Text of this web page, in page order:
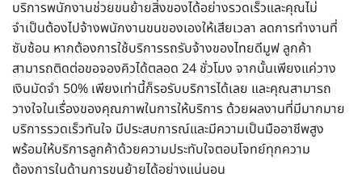
บริการพนักงานช่วยขนย้ายสิ่งของได้อย่างรวดเร็วและคุณไม่
จำเป็นต้องไปจ้างพนักงานขนของเองให้เสียเวลา ลดการทำงานที่
ซับซ้อน หากต้องการใช้บริการรถรับจ้างของไทยดีมูฟ ลูกค้า
สามารถติดต่อขอจองคิวได้ตลอด 24 ชั่วโมง จากนั้นเพียงแค่วาง
เงินมัดจำ 50% เพียงเท่านี้ก็รอรับบริการได้เลย และคุณสามารถ
วางใจในเรื่องของคุณภาพในการให้บริการ ด้วยผลงานที่มีมากมาย
บริการรวดเร็วทันใจ มีประสบการณ์และมีความเป็นมืออาชีพสูง
พร้อมให้บริการลูกค้าด้วยความประทับใจตอบโจทย์ทุกความ
ต้องการในด้านการขนย้ายได้อย่างแน่นอน